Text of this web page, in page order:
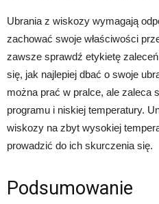
Ubrania z wiskozy wymagają
zachować swoje właściwości
zawsze sprawdź etykietę
się, jak najlepiej dbać o swoje
można prać w pralce, ale zaleca
programu i niskiej temperatury.
wiskozy na zbyt wysokiej
prowadzić do ich skurczenia się.
Podsumowanie